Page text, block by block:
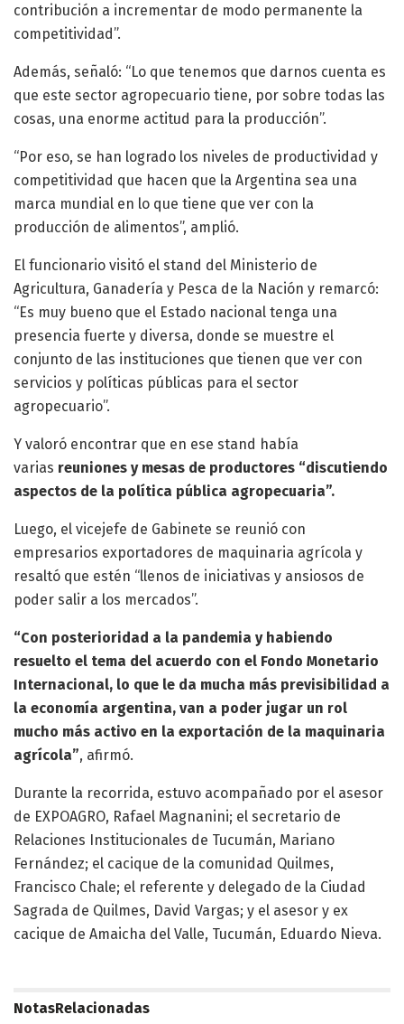
contribución a incrementar de modo permanente la
competitividad”.
Además, señaló: “Lo que tenemos que darnos cuenta es
que este sector agropecuario tiene, por sobre todas las
cosas, una enorme actitud para la producción”.
“Por eso, se han logrado los niveles de productividad y
competitividad que hacen que la Argentina sea una
marca mundial en lo que tiene que ver con la
producción de alimentos”, amplió.
El funcionario visitó el stand del Ministerio de
Agricultura, Ganadería y Pesca de la Nación y remarcó:
“Es muy bueno que el Estado nacional tenga una
presencia fuerte y diversa, donde se muestre el
conjunto de las instituciones que tienen que ver con
servicios y políticas públicas para el sector
agropecuario”.
Y valoró encontrar que en ese stand había
varias reuniones y mesas de productores “discutiendo
aspectos de la política pública agropecuaria”.
Luego, el vicejefe de Gabinete se reunió con
empresarios exportadores de maquinaria agrícola y
resaltó que estén “llenos de iniciativas y ansiosos de
poder salir a los mercados”.
“Con posterioridad a la pandemia y habiendo
resuelto el tema del acuerdo con el Fondo Monetario
Internacional, lo que le da mucha más previsibilidad a
la economía argentina, van a poder jugar un rol
mucho más activo en la exportación de la maquinaria
agrícola”, afirmó.
Durante la recorrida, estuvo acompañado por el asesor
de EXPOAGRO, Rafael Magnanini; el secretario de
Relaciones Institucionales de Tucumán, Mariano
Fernández; el cacique de la comunidad Quilmes,
Francisco Chale; el referente y delegado de la Ciudad
Sagrada de Quilmes, David Vargas; y el asesor y ex
cacique de Amaicha del Valle, Tucumán, Eduardo Nieva.
NotasRelacionadas